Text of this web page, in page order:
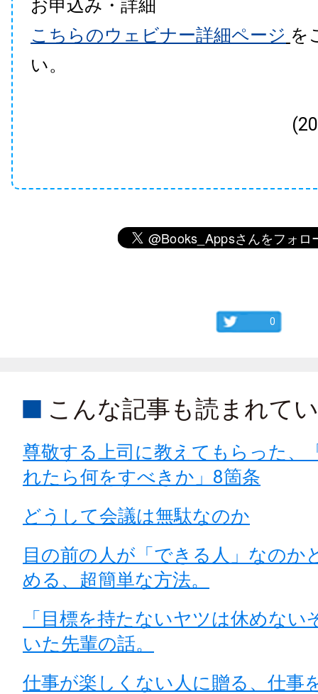
お申込み・詳細
こちらのウェビナー詳細ページ を
い。
0
こんな記事も読まれて
尊敬する上司に教えてもらった、
れたら何をすべきか」8箇条
どうして会議は無駄なのか
目の前の人が「できる人」なのか
める、超簡単な方法。
「目標を持たないヤツは休めない
いた先輩の話。
仕事が楽しくない人に贈る、仕事